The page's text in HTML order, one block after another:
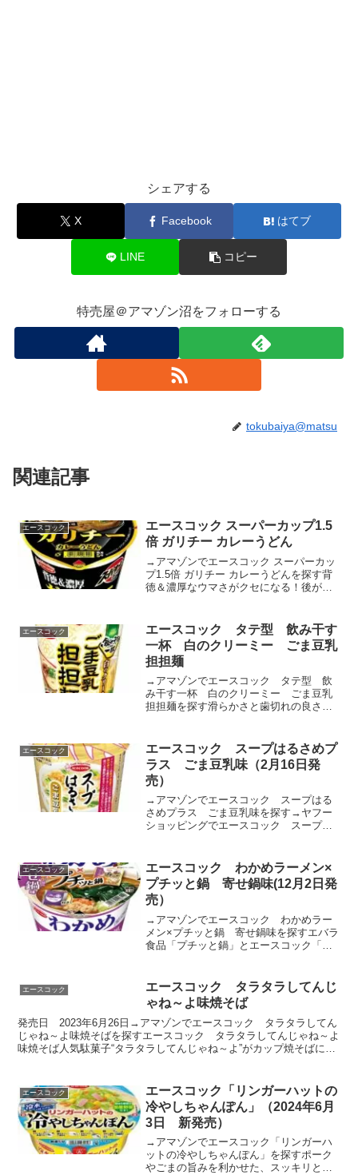
シェアする
X Facebook はてブ
LINE コピー
特売屋＠アマゾン沼をフォローする
tokubaiya@matsu
関連記事
エースコック
エースコック スーパーカップ1.5
倍 ガリチー カレーうどん
→アマゾンでエースコック スーパーカッ
プ1.5倍 ガリチー カレーうどんを探す背
徳＆濃厚なウマさがクセになる！後がけ
うどんらしいめんです。適度に味付けを
行い、スープと相...
エースコック
エースコック タテ型 飲み干す
一杯 白のクリーミー ごま豆乳
担担麺
→アマゾンでエースコック タテ型 飲
み干す一杯 白のクリーミー ごま豆乳
担担麺を探す滑らかさと歯切れの良さが
「飲み干したくなるスープの素」を加え
ることで、ごまや味噌のコ...
エースコック
エースコック スープはるさめプ
ラス ごま豆乳味（2月16日発
売）
→アマゾンでエースコック スープはる
さめプラス ごま豆乳味を探す→ヤフー
ショッピングでエースコック スープは
誕生！イヌリン配合で乾燥する季節に気
になる肌の悩みに寄り添う...
エースコック
エースコック わかめラーメン×
プチッと鍋 寄せ鍋味(12月2日発
売）
→アマゾンでエースコック わかめラー
メン×プチッと鍋 寄せ鍋味を探すエバラ
食品「プチッと鍋」とエースコック「わ
付けをすることでめんのおいしさを引き
立たせました。醤油をベ...
エースコック
エースコック タラタラしてんじ
ゃね～よ味焼そば
発売日 2023年6月26日→アマゾンでエースコック タラタラしてん
じゃね～よ味焼そばを探すエースコック タラタラしてんじゃね～よ
味焼そば人気駄菓子“タラタラしてんじゃね～よ”がカップ焼そばにな
エースコック
エースコック「リンガーハットの
冷やしちゃんぽん」（2024年6月
3日 新発売）
→アマゾンでエースコック「リンガーハ
ットの冷やしちゃんぽん」を探すポーク
やごまの旨みを利かせた、スッキリとし